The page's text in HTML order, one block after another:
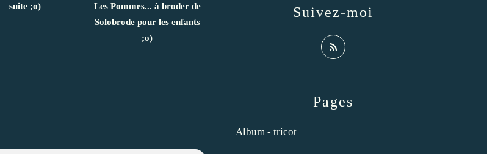
suite ;o)
Les Pommes... à broder de
Solobrode pour les enfants
;o)
Pages
Album - tricot
Suivez-moi